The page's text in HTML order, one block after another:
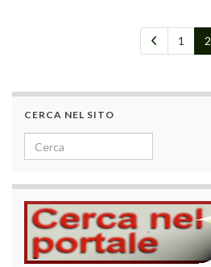
1 2
CERCA NEL SITO
Search for: